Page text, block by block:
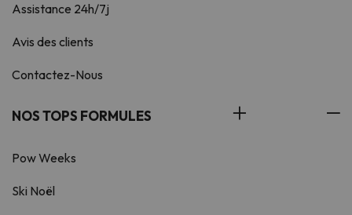
Assistance 24h/7j
Avis des clients
Contactez-Nous
NOS TOPS FORMULES
Pow Weeks
Ski Noël